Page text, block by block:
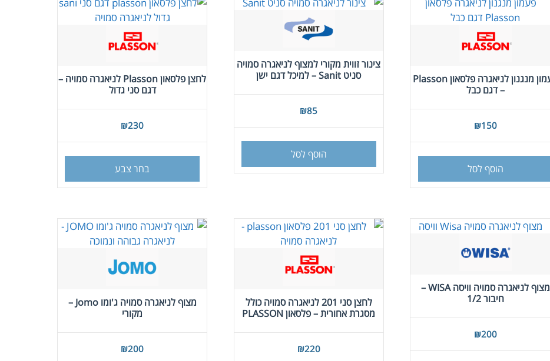
פעמון מנגנון לניאגרה פלסאון Plasson
– דגם כבל
₪150
הוסף לסל
צינור זווית מקורי למצוף לניאגרה סמויה
סניט Sanit – למיכל דגם ישן
₪85
הוסף לסל
לחצן פלסאון Plasson לניאגרה סמויה –
דגם סני גדול
₪230
בחר צבע
למוצר
יש
ניתן
מצוף לניאגרה סמויה וויסה WISA –
חיבור 1/2
₪200
לחצן סני 201 לניאגרה סמויה כולל
מסגרת אחורית – פלסאון PLASSON
₪220
מצוף לניאגרה סמויה ג'ומו Jomo –
מקורי
₪200